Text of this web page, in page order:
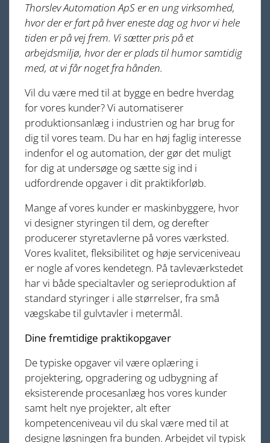
Thorslev Automation ApS er en ung virksomhed,
hvor der er fart på hver eneste dag og hvor vi hele
tiden er på vej frem. Vi sætter pris på et
arbejdsmiljø, hvor der er plads til humor samtidig
med, at vi får noget fra hånden.
Vil du være med til at bygge en bedre hverdag
for vores kunder? Vi automatiserer
produktionsanlæg i industrien og har brug for
dig til vores team. Du har en høj faglig interesse
indenfor el og automation, der gør det muligt
for dig at undersøge og sætte sig ind i
udfordrende opgaver i dit praktikforløb.
Mange af vores kunder er maskinbyggere, hvor
vi designer styringen til dem, og derefter
producerer styretavlerne på vores værksted.
Vores kvalitet, fleksibilitet og høje serviceniveau
er nogle af vores kendetegn. På tavleværkstedet
har vi både specialtavler og serieproduktion af
standard styringer i alle størrelser, fra små
vægskabe til gulvtavler i metermål.
Dine fremtidige praktikopgaver
De typiske opgaver vil være oplæring i
projektering, opgradering og udbygning af
eksisterende procesanlæg hos vores kunder
samt helt nye projekter, alt efter
kompetenceniveau vil du skal være med til at
designe løsningen fra bunden. Arbejdet vil typisk